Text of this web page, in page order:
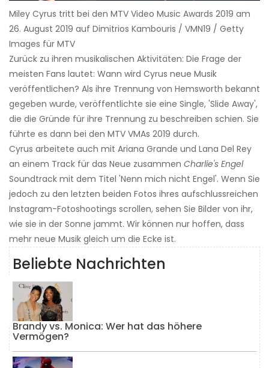
Miley Cyrus tritt bei den MTV Video Music Awards 2019 am
26. August 2019 auf Dimitrios Kambouris / VMN19 / Getty
Images für MTV
Zurück zu ihren musikalischen Aktivitäten: Die Frage der
meisten Fans lautet: Wann wird Cyrus neue Musik
veröffentlichen? Als ihre Trennung von Hemsworth bekannt
gegeben wurde, veröffentlichte sie eine Single, 'Slide Away',
die die Gründe für ihre Trennung zu beschreiben schien. Sie
führte es dann bei den MTV VMAs 2019 durch.
Cyrus arbeitete auch mit Ariana Grande und Lana Del Rey
an einem Track für das Neue zusammen Charlie's Engel
Soundtrack mit dem Titel 'Nenn mich nicht Engel'. Wenn Sie
jedoch zu den letzten beiden Fotos ihres aufschlussreichen
Instagram-Fotoshootings scrollen, sehen Sie Bilder von ihr,
wie sie in der Sonne jammt. Wir können nur hoffen, dass
mehr neue Musik gleich um die Ecke ist.
Beliebte Nachrichten
Brandy vs. Monica: Wer hat das höhere
Vermögen?